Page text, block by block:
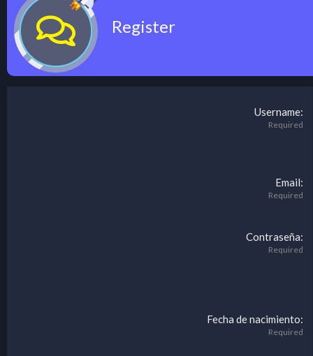
Register
Username
Required
Email
Required
Contraseña
Required
Fecha de nacimiento
Required